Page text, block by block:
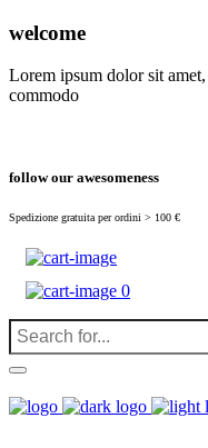
welcome
Lorem ipsum dolor sit
commodo
follow our awesomeness
Spedizione gratuita per ordini > 100 €
0